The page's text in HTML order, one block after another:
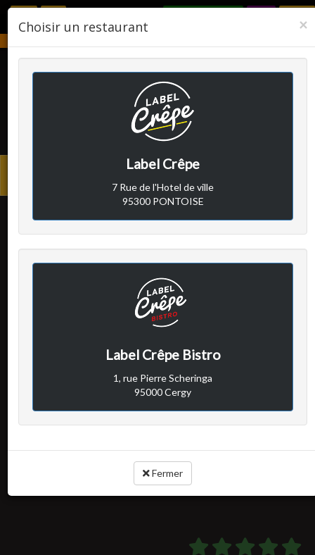
LABEL CRÊPE
Sylvie M
a écrit le jeudi 5
septembre 2024
copieuse et délicieuse. Merci beaucoup et à très bientôt
Service :
×
Choisir un restaurant
Label Crêpe
7 Rue de l'Hotel de ville
95300 PONTOISE
Label Crêpe Bistro
1, rue Pierre Scheringa
95000 Cergy
Fermer